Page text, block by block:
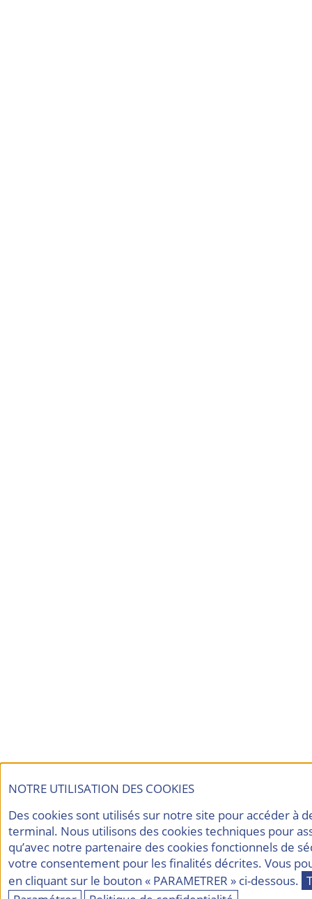
NOTRE UTILISATION DES COOKIES
Des cookies sont utilisés sur notre site pour accéder à
terminal. Nous utilisons des cookies techniques pour
qu’avec notre partenaire des cookies fonctionnels de
votre consentement pour les finalités décrites. Vous
en cliquant sur le bouton « PARAMETRER » ci-dessous.